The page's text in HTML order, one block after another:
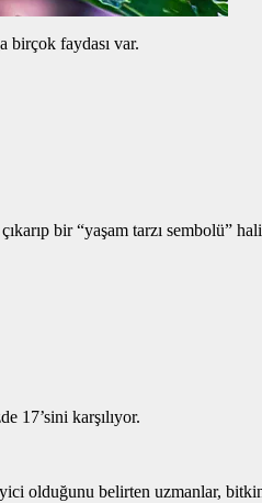
birçok faydası var.
bir “yaşam tarzı sembolü”
17’sini karşılıyor.
olduğunu belirten uzmanlar,